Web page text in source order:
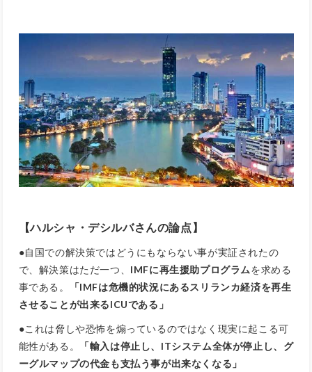
【ハルシャ・デシルバさんの論点】
●自国での解決策ではどうにもならない事が実証されたの
で、解決策はただ一つ、 IMFに再生援助プログラムを求める
事である。
「IMFは危機的状況にあるスリランカ経済を再生
させることが出来るICUである」
●これは脅しや恐怖を煽っているのではなく現実に起こる可
能性がある。
「輸入は停止し、ITシステム全体が停止し、グ
ーグルマップの代金も支払う事が出来なくなる」